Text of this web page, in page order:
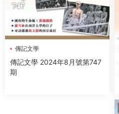
傳記文學
傳記文學 2024年8月號第747
期